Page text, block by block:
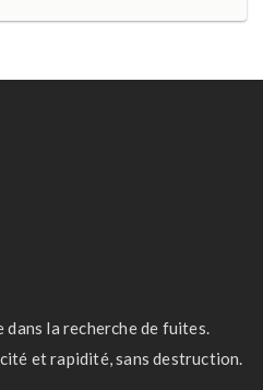
dans la recherche de fuites.
et rapidité, sans destruction.